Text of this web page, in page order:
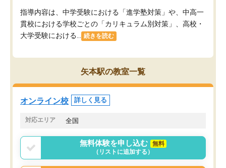
指導内容は、中学受験における「進学塾対策」や、中高一
貫校における学校ごとの「カリキュラム別対策」、高校・
大学受験における...
続きを読む
矢本駅の教室一覧
オンライン校 詳しく見る
対応エリア 全国
無料体験を申し込む
無料
（リストに追加する）